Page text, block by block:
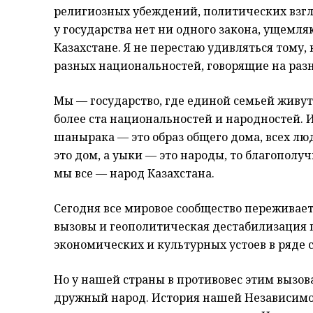
религиозных убеждений, политических
у государства нет ни одного закона,
Казахстане. Я не перестаю удивляться
разных национальностей, говорящие на
Мы — государство, где единой семьей
более ста национальностей и
шанырака — это образ общего дома, всех
это дом, а уыки — это народы, то
мы все — народ Казахстана.
Сегодня все мировое сообщество
вызовы и геополитическая
экономических и культурных устоев в ряде
Но у нашей страны в противовес этим
дружный народ. История нашей